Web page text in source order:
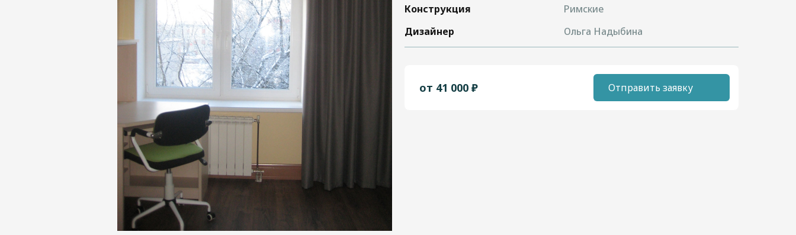
Конструкция
Римские
Дизайнер
Ольга Надыбина
от 41 000 ₽ Отправить заявку